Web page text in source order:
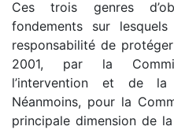
Ces trois genres
fondements sur
responsabilité de
2001, par la
l’intervention et de la
Néanmoins, pour la
principale dimension de